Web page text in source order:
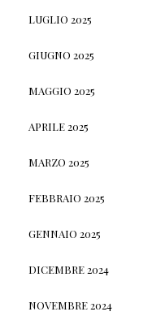
LUGLIO 2025
GIUGNO 2025
MAGGIO 2025
APRILE 2025
MARZO 2025
FEBBRAIO 2025
GENNAIO 2025
DICEMBRE 2024
NOVEMBRE 2024